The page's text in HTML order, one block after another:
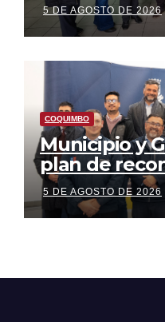
Fondo
República
5 DE AGOSTO DE 2026
COQUIMBO
Municipio y
plan de
ejecutar
el sistema
5 DE AGOSTO DE 2026